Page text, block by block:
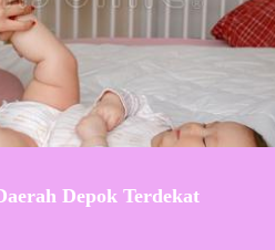
Depok Terdekat